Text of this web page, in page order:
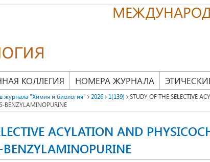
КОЛЛЕГИЯ НОМЕРА ЖУРНАЛА
журнала "Химия и биология" 2026 1(139)
STUDY OF THE SELECTIVE
BENZYLAMINOPURINE
ACYLATION AND
BENZYLAMINOPURINE